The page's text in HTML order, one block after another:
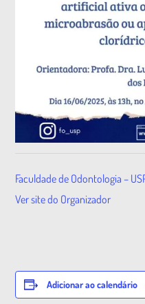
Faculdade de Odontologia –
Ver site do Organizador
Adicionar ao calendário